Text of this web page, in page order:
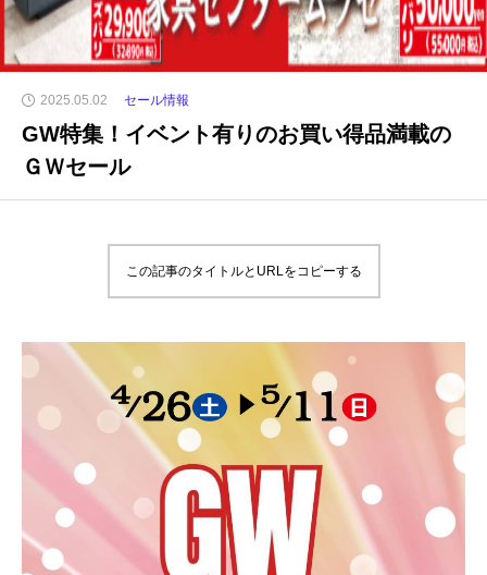
2025.05.02 セール情報
GW特集！イベント有りのお買い得品満載の
ＧＷセール
この記事のタイトルとURLをコピーする